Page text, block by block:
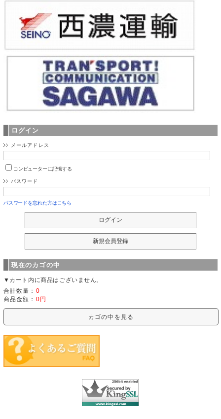
ログイン
メールアドレス
コンピューターに記憶する
パスワード
パスワードを忘れた方はこちら
現在のカゴの中
▼カート内に商品はございません。
合計数量： 0
商品金額： 0円
カゴの中を見る